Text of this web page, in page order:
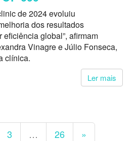
de 2024 evoluiu
dos resultados
global”, afirmam
Vinagre e Júlio Fonseca,
clínica.
Ler mais
3 … 26 »